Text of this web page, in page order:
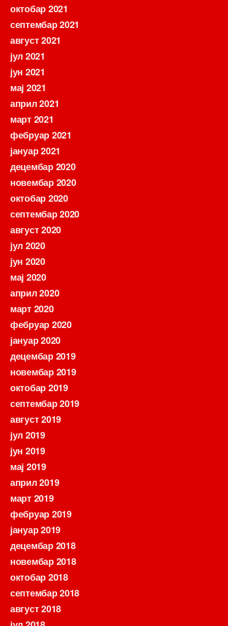
октобар 2021
септембар 2021
август 2021
јул 2021
јун 2021
мај 2021
април 2021
март 2021
фебруар 2021
јануар 2021
децембар 2020
новембар 2020
октобар 2020
септембар 2020
август 2020
јул 2020
јун 2020
мај 2020
април 2020
март 2020
фебруар 2020
јануар 2020
децембар 2019
новембар 2019
октобар 2019
септембар 2019
август 2019
јул 2019
јун 2019
мај 2019
април 2019
март 2019
фебруар 2019
јануар 2019
децембар 2018
новембар 2018
октобар 2018
септембар 2018
август 2018